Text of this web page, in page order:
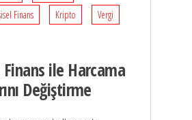
Finans Kripto
Vergi
Finans ile Harcama
Değiştirme